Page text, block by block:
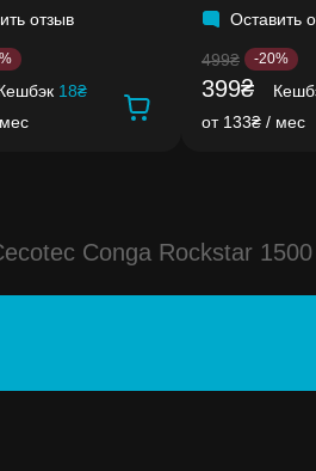
отзыв
18₴
Оставить
499₴ -20%
399₴
от 133₴ / мес
Conga Rockstar